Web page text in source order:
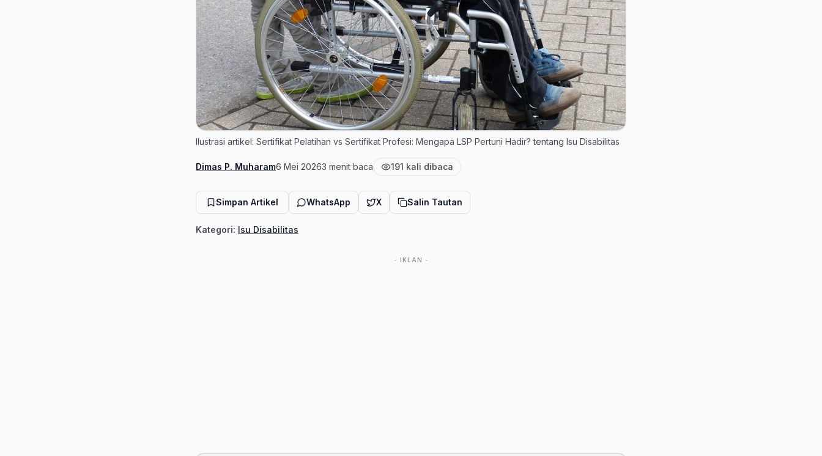
Ilustrasi artikel: Sertifikat Pelatihan vs Sertifikat Profesi: Mengapa LSP Pertuni Hadir? tentang Isu Disabilitas
Penulis
Dimas P. MuharamTanggal terbit
6 Mei 2026Estimasi waktu baca
3 menit baca Jumlah pembaca
191 kali dibaca
Simpan Artikel WhatsApp X Salin Tautan
Kategori: Isu Disabilitas
- IKLAN -